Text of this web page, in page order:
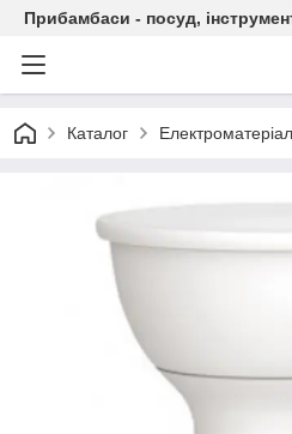
Прибамбаси - посуд,
Каталог